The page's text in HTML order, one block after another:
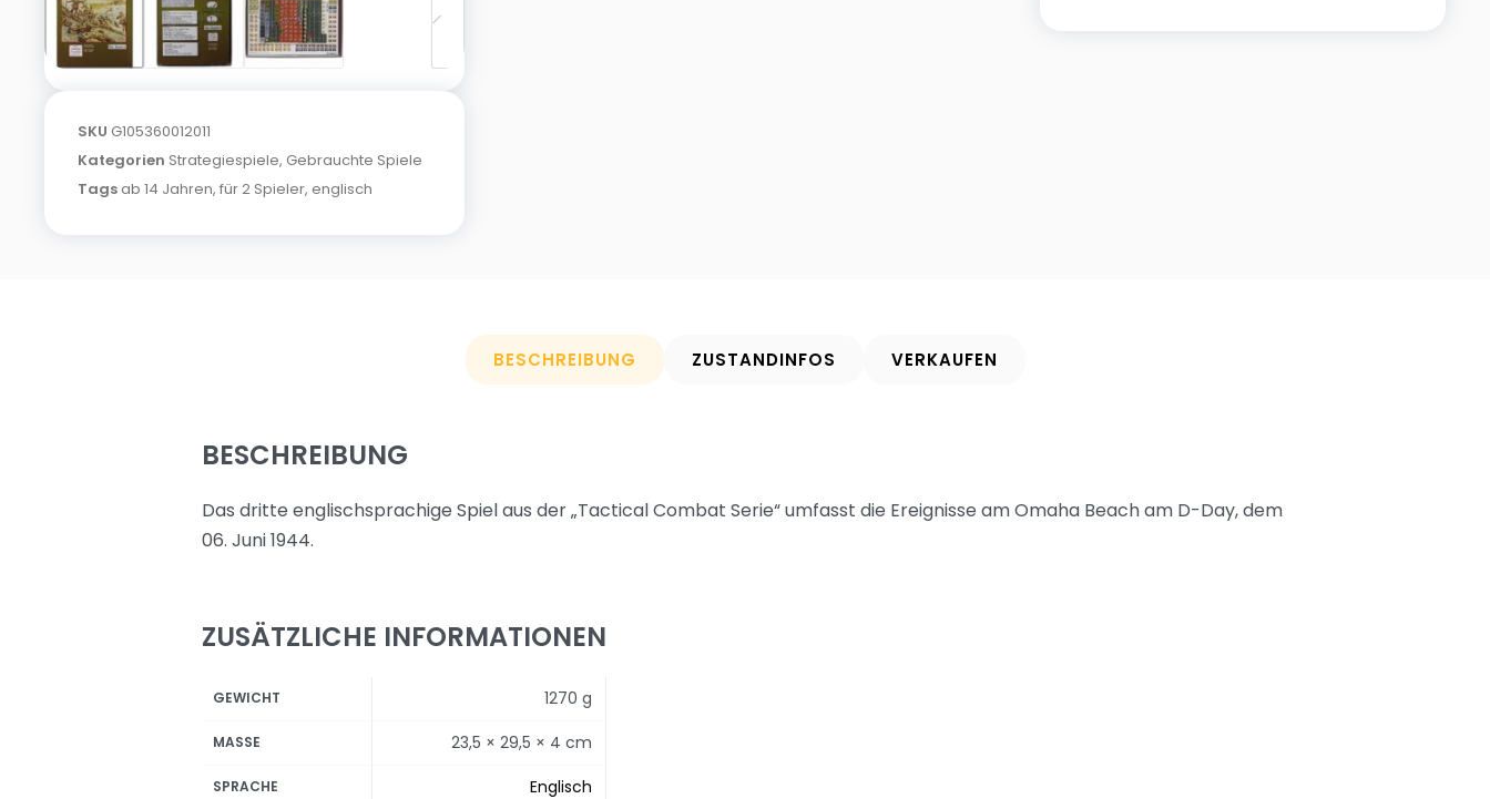
SKU G105360012011
Kategorien Strategiespiele, Gebrauchte Spiele
Tags ab 14 Jahren, für 2 Spieler, englisch
BESCHREIBUNG ZUSTANDINFOS VERKAUFEN
BESCHREIBUNG
Das dritte englischsprachige Spiel aus der „Tactical Combat Serie“ umfasst die Ereignisse am Omaha Beach am D-Day, dem
06. Juni 1944.
ZUSÄTZLICHE INFORMATIONEN
GEWICHT 1270 g
MASSE 23,5 × 29,5 × 4 cm
SPRACHE Englisch